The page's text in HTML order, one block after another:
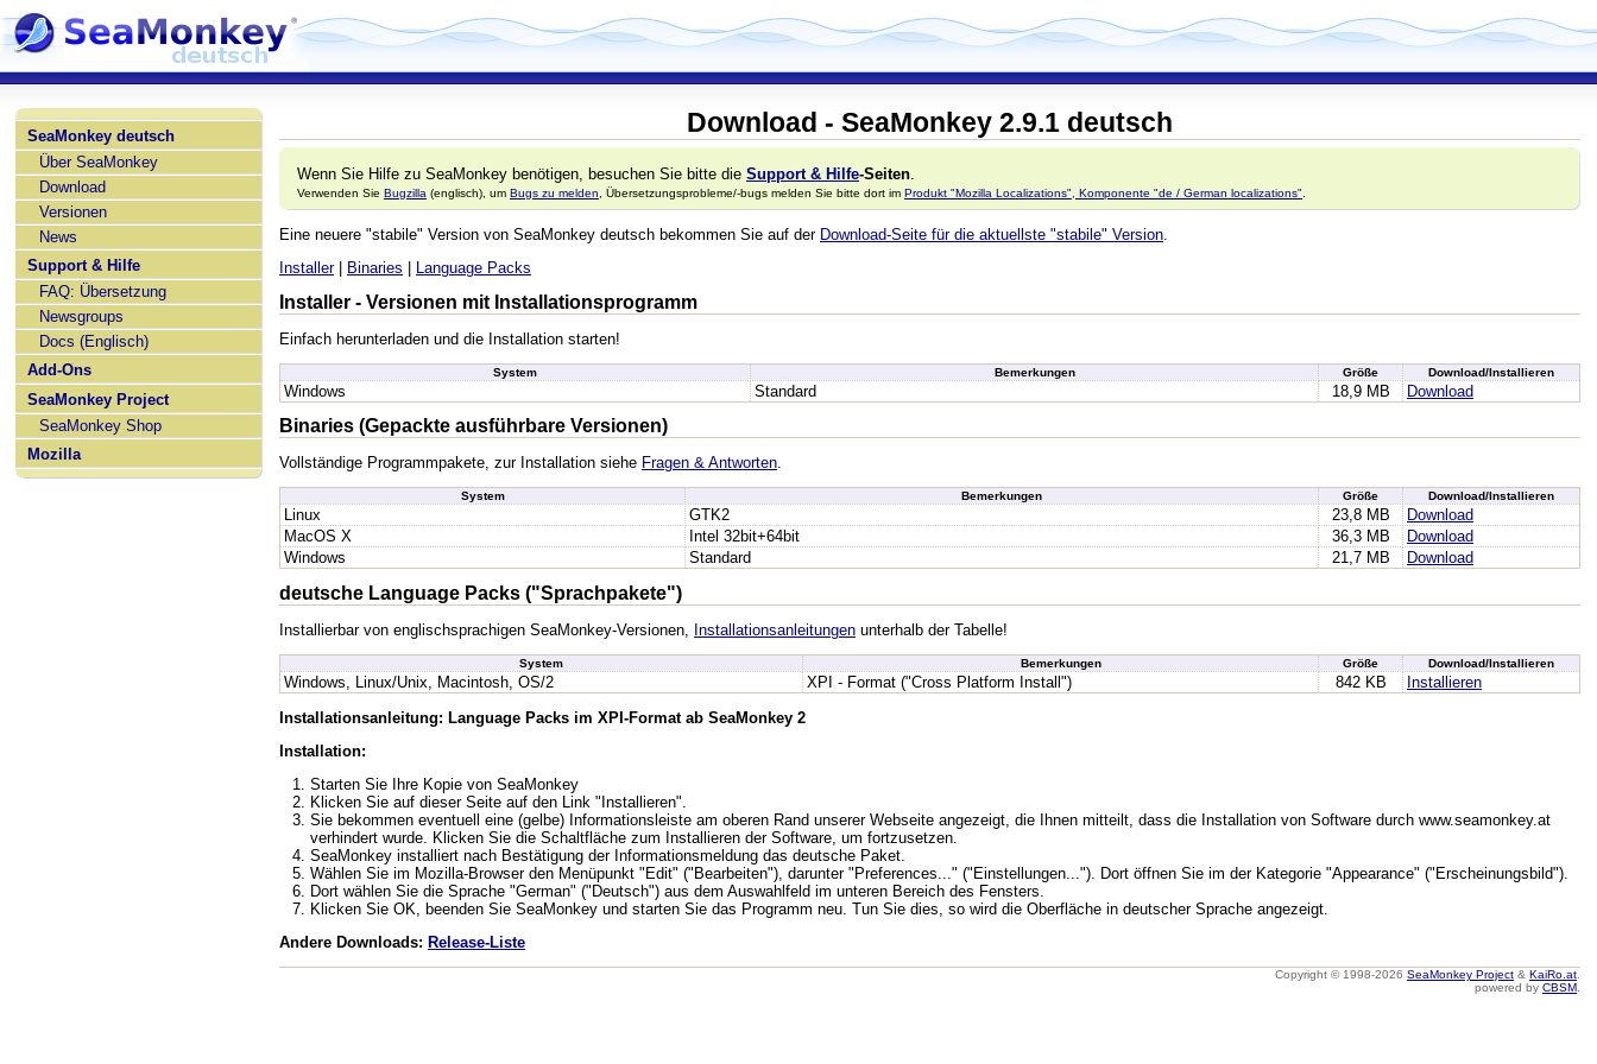
SeaMonkey deutsch
Über SeaMonkey
Download
Versionen
News
Support & Hilfe
FAQ: Übersetzung
Newsgroups
Docs (Englisch)
Add-Ons
SeaMonkey Project
SeaMonkey Shop
Mozilla
Download - SeaMonkey 2.9.1 deutsch
Wenn Sie Hilfe zu SeaMonkey benötigen, besuchen Sie bitte die Support & Hilfe-Seiten
Verwenden Sie Bugzilla (englisch), um Bugs zu melden , Übersetzungsprobleme/-bugs melden Sie bitte dort im Produkt "Mozilla Localizations", Komponente "de / German localizations"
Eine neuere "stabile" Version von SeaMonkey deutsch bekommen Sie auf der Download-Seite für die aktuellste "stabile" Version
Installer| Binaries | Language Packs
Installer - Versionen mit Installationsprogramm
Einfach herunterladen und die Installation starten!
System Bemerkungen Größe Download/Installieren
Windows Standard 18,9 MB Download
Binaries (Gepackte ausführbare Versionen)
Vollständige Programmpakete, zur Installation siehe Fragen & Antworten.
System Bemerkungen Größe Download/Installieren
Linux GTK2 23,8 MB
Download
MacOS X
Intel 32bit+64bit 36,3 MB
Download
Windows
Standard 21,7 MB Download
deutsche Language Packs ("Sprachpakete")
Installierbar von englischsprachigen SeaMonkey-Versionen, Installationsanleitungen unterhalb der Tabelle!
System Bemerkungen Größe Download/Installieren
Windows, Linux/Unix, Macintosh, OS/2 XPI - Format ("Cross Platform Install") 842 KB
Installieren
Installationsanleitung: Language Packs im XPI-Format ab SeaMonkey 2
Installation:
Starten Sie Ihre Kopie von SeaMonkey
Klicken Sie auf dieser Seite auf den Link "Installieren".
Sie bekommen eventuell eine (gelbe) Informationsleiste am oberen Rand unserer Webseite angezeigt, die Ihnen mitteilt, dass die Installation von Software durch www.seamonkey.at
verhindert wurde. Klicken Sie die Schaltfläche zum Installieren der Software, um fortzusetzen.
SeaMonkey installiert nach Bestätigung der Informationsmeldung das deutsche Paket.
Wählen Sie im Mozilla-Browser den Menüpunkt "Edit" ("Bearbeiten"), darunter "Preferences..." ("Einstellungen..."). Dort öffnen Sie im der Kategorie "Appearance" ("Erscheinungsbild").
Dort wählen Sie die Sprache "German" ("Deutsch") aus dem Auswahlfeld im unteren Bereich des Fensters.
Klicken Sie OK, beenden Sie SeaMonkey und starten Sie das Programm neu. Tun Sie dies, so wird die Oberfläche in deutscher Sprache angezeigt.
Andere Downloads: Release-Liste
Copyright © 1998-2026 SeaMonkey Project & KaiRo.at
powered by CBSM